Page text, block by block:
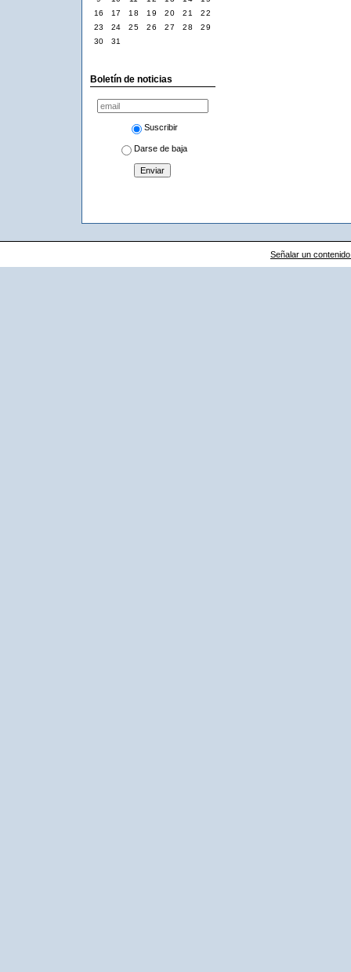
16
17 18 19 20 21
22
23
24 25 26 27 28
29
30
31
Boletín de noticias
Suscribir
Darse de baja
Señalar un